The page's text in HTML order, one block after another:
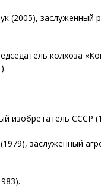
(2005), заслуженный
колхоза
изобретатель СССР
заслуженный